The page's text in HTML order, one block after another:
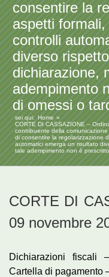
consentire la
aspetti
controlli
diverso
dichiarazione,
adempimento
di omessi o
sei qui:
Home
CORTE DI CASSAZIONE –
contribuente della
di consentire la regolarizzazione
automatici emerga un risultato
tale adempimento non è
CORTE DI
09 novembre
Dichiarazioni fiscali
Cartella di pagamento